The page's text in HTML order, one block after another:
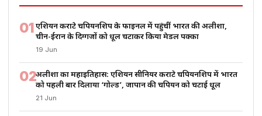
01एशियन कराटे चैंपियनशिप के फाइनल में पहुंचीं भारत की अलीशा,
चीन-ईरान के दिग्गजों को धूल चटाकर किया मेडल पक्का
19 Jun
02अलीशा का महाइतिहास: एशियन सीनियर कराटे चैंपियनशिप में भारत
को पहली बार दिलाया ‘गोल्ड’, जापान की चैंपियन को चटाई धूल
21 Jun